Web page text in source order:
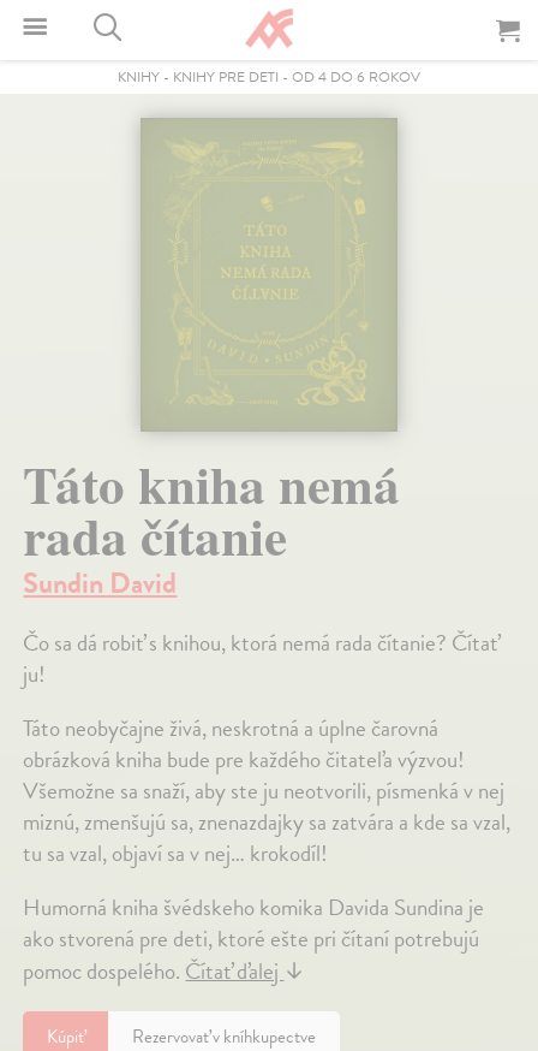
KNIHY - KNIHY PRE DETI - OD 4 DO 6 ROKOV
Táto kniha nemá
rada čítanie
Sundin David
Čo sa dá robiť s knihou, ktorá nemá rada čítanie? Čítať
ju!
Táto neobyčajne živá, neskrotná a úplne čarovná
obrázková kniha bude pre každého čitateľa výzvou!
Všemožne sa snaží, aby ste ju neotvorili, písmenká v nej
miznú, zmenšujú sa, znenazdajky sa zatvára a kde sa vzal,
tu sa vzal, objaví sa v nej… krokodíl!
Humorná kniha švédskeho komika Davida Sundina je
ako stvorená pre deti, ktoré ešte pri čítaní potrebujú
pomoc dospelého.Čítať ďalej↓
Kúpiť Rezervovať v kníhkupectve